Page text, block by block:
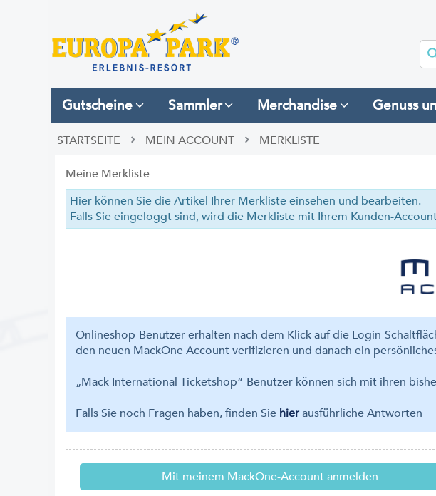
Gutscheine Sammler Merchandise Genuss
STARTSEITE MEIN ACCOUNT MERKLISTE
Meine Merkliste
Hier können Sie die Artikel Ihrer Merkliste einsehen und bearbeiten.
Falls Sie eingeloggt sind, wird die Merkliste mit Ihrem Kunden-
Onlineshop-Benutzer erhalten nach dem Klick auf die Login-
den neuen MackOne Account verifizieren und danach ein
„Mack International Ticketshop“-Benutzer können sich mit ihren
Falls Sie noch Fragen haben, finden Sie hierausführliche Antworten